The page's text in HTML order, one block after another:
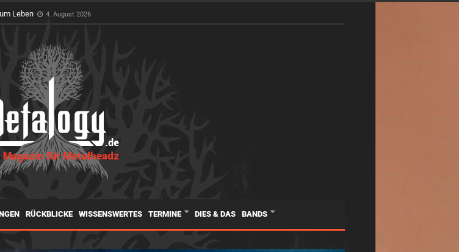
Leben 4. August 2026
Open Air
RÜCKBLICKE WISSENSWERTES TERMINE DIES & DAS BANDS